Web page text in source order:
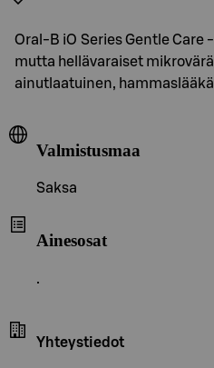
Oral-B iO Series Gentle
mutta hellävaraiset
ainutlaatuinen,
Valmistusmaa
Saksa
Ainesosat
.
Yhteystiedot